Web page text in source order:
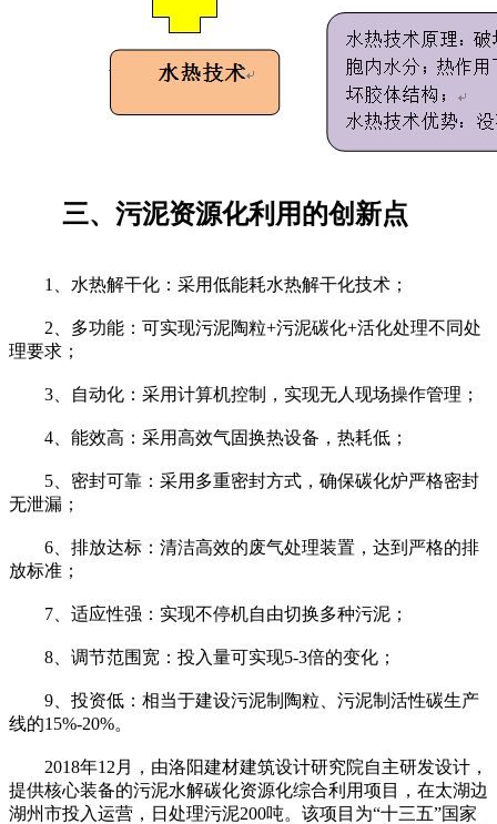
三、污泥资源化利用的创新点
1、水热解干化：采用低能耗水热解干化技术；
2、多功能：可实现污泥陶粒+污泥碳化+活化处理不同处
理要求；
3、自动化：采用计算机控制，实现无人现场操作管理；
4、能效高：采用高效气固换热设备，热耗低；
5、密封可靠：采用多重密封方式，确保碳化炉严格密封
无泄漏；
6、排放达标：清洁高效的废气处理装置，达到严格的排
放标准；
7、适应性强：实现不停机自由切换多种污泥；
8、调节范围宽：投入量可实现5-3倍的变化；
9、投资低：相当于建设污泥制陶粒、污泥制活性碳生产
线的15%-20%。
2018年12月，由洛阳建材建筑设计研究院自主研发设计，
提供核心装备的污泥水解碳化资源化综合利用项目，在太湖边
湖州市投入运营，日处理污泥200吨。该项目为“十三五”国家